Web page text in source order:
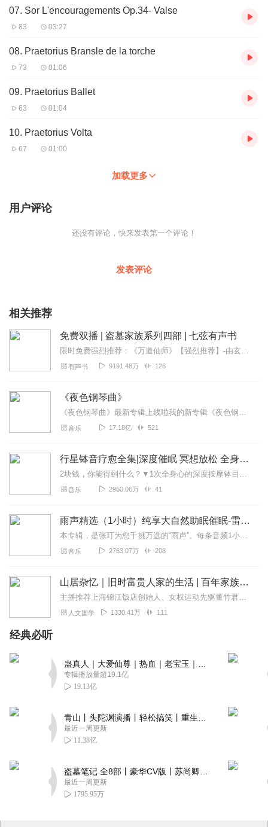
… 他演奏的每一部作品都如同·篇宏论滔滔的精彩独白，无懈可击
地呈现在听众面前。”他以一位艺术明星的姿态不断地转战于世界各
地，与一流的交响乐团合作举行协奏曲音乐会，由于他早已以独奏
牙最伟大的吉他巨孽塞戈维亚相提并论了，称其不仅具有出类拔萃
的演奏技巧，更有情趣高尚的艺术美感。《立体声评鉴》杂志的评
面达到了一个完美的高度。除了拥有那种梦幻般的神奇技巧外，安
杰尔· 罗梅罗也是一位极具知性的音乐家”。
罗梅罗们的演奏形式多种多样，或以二重奏、三重奏和四重奏的形
式出现，或以与管弦乐团合作协奏曲的形式出现。由于演奏形式的
品。如果说塞列多尼奥漫长的艺术一生可以分作两个阶段的话，那
他最突出的成就就是亲身缔造了罗梅罗家族和吉他四重奏，并使他
他四重奏的灵魂。从某种角度而言我们家所有的音乐会都是为他而
07. Sor L'encouragements Op.34- Valse
83 03:27
08. Praetorius Bransle de la torche
73 01:06
09. Praetorius Ballet
63 01:04
10. Praetorius Volta
67 01:00
加载更多
用户评论
还没有评论，快来发表第一个评论！
发表评论
相关推荐
免费双播 | 盗墓家族系列四部 | 七弦有声书
限时免费强烈推荐：《万道仙师》【强烈推荐】-由玄尘、七弦为您倾情演播！-此免费版每天更新1-2集-《盗墓家族》讲述了在慈禧授意下，“官方组团盗墓”的神秘往...
有声书 9191.48万 126
《夜色钢琴曲》
《夜色钢琴曲》最新专辑上线啦我的新专辑《夜色钢琴曲最新专辑》（点击跳转）已经上线，新专辑是《夜色钢琴曲》的升级版，我精选了诸多经典原创作品与大家分享，愿未来...
音乐 17.18亿 521
行星钵音疗愈全集|深度催眠 冥想放松 全身心深度按摩
2块钱，你能得到什么？▼1次全身心的深度按摩钵目前已广泛地被应用于美容Spa和按摩养生馆的疗程中，许多疗愈师使用铜钵在身体上，发现5分钟铜钵按摩的深度放松，效...
音乐 2950.06万 41
雨声精选（1小时）纯享大自然助眠催眠-雷雨声，下雨
本专辑，是张玎为您千挑万选的“雨声”。每条音频1小时，中间没有打扰。有轻柔细雨、淅淅沥沥；雨滴入水，滴答作响；隐隐雷声，隆隆为伴；流水潺潺，映入耳畔。这里没有音...
音乐 2763.07万 208
山居杂忆｜旧时富贵人家的生活 | 百年家族记忆
主播推荐上海锦江饭店创始人、女权运动先驱董竹君女士传奇故事上线喜马，从青楼卖唱女到实干创业家，她如何突破封建藩篱、勇敢走向光明？点击立即收听新专辑《董竹君传奇...
人文国学 1330.41万 111
经典必听
专辑播放量超19.1亿
19.13亿
最近一周更新
11.38亿
最近一周更新
1795.95万